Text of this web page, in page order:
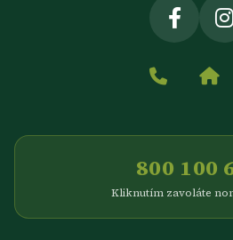
800 100
Kliknutím zavoláte